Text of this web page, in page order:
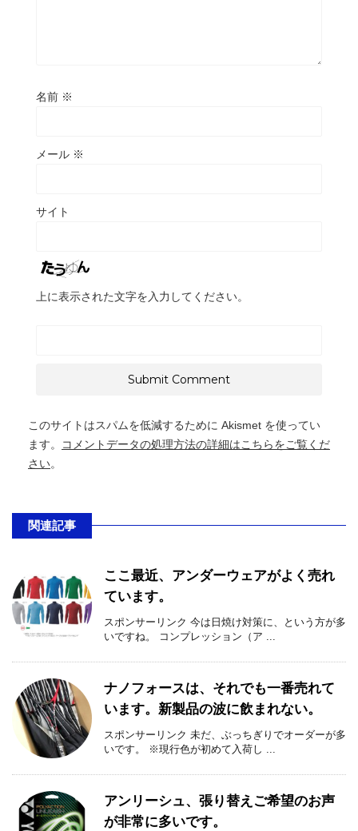
名前 ※
メール ※
サイト
上に表示された文字を入力してください。
このサイトはスパムを低減するために Akismet を使ってい
ます。
コメントデータの処理方法の詳細はこちらをご覧くだ
さい。
関連記事
ここ最近、アンダーウェアがよく売れ
ています。
スポンサーリンク 今は日焼け対策に、という方が多
いですね。 コンプレッション（ア ...
ナノフォースは、それでも一番売れて
います。新製品の波に飲まれない。
スポンサーリンク 未だ、ぶっちぎりでオーダーが多
いです。 ※現行色が初めて入荷し ...
アンリーシュ、張り替えご希望のお声
が非常に多いです。